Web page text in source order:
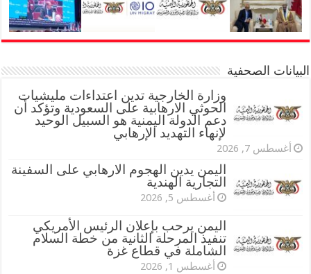
البيانات الصحفية
وزارة الخارجية تدين اعتداءات مليشيات
الحوثي الارهابية على السعودية وتؤكد أن
دعم الدولة اليمنية هو السبيل الوحيد
لإنهاء التهديد الإرهابي
أغسطس 7, 2026
اليمن يدين الهجوم الارهابي على السفينة
التجارية الهندية
أغسطس 5, 2026
اليمن يرحب بإعلان الرئيس الأمريكي
تنفيذ المرحلة الثانية من خطة السلام
الشاملة في قطاع غزة
أغسطس 1, 2026